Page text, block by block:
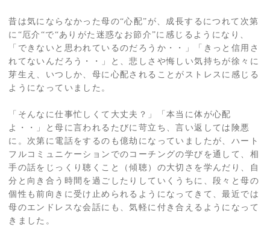
昔は気にならなかった母の“心配”が、成長するにつれて次第
に“厄介“で“ありがた迷惑なお節介”に感じるようになり、
「できないと思われているのだろうか・・」「きっと信用さ
れてないんだろう・・」と、悲しさや悔しい気持ちが徐々に
芽生え、いつしか、母に心配されることがストレスに感じる
ようになっていました。
「そんなに仕事忙しくて大丈夫？」「本当に体が心配
よ・・」と母に言われるたびに苛立ち、言い返しては険悪
に。次第に電話をするのも億劫になっていましたが、ハート
フルコミュニケーションでのコーチングの学びを通して、相
手の話をじっくり聴くこと（傾聴）の大切さを学んだり、自
分と向き合う時間を過ごしたりしていくうちに、段々と母の
個性も前向きに受け止められるようになってきて、最近では
母のエンドレスな会話にも、気軽に付き合えるようになって
きました。